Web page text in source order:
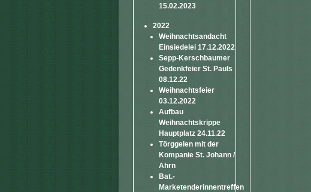
15.02.2023
2022
Weihnachtsandacht
Einsiedelei 17.12.2022
Sepp-Kerschbaumer
Gedenkfeier St. Pauls
08.12.22
Weihnachtsfeier
03.12.2022
Aufbau
Weihnachtskrippe
Hauptplatz 24.11.22
Törggelen mit der
Kompanie St. Johann /
Ahrn
Bat.-
Marketenderinnentreffen